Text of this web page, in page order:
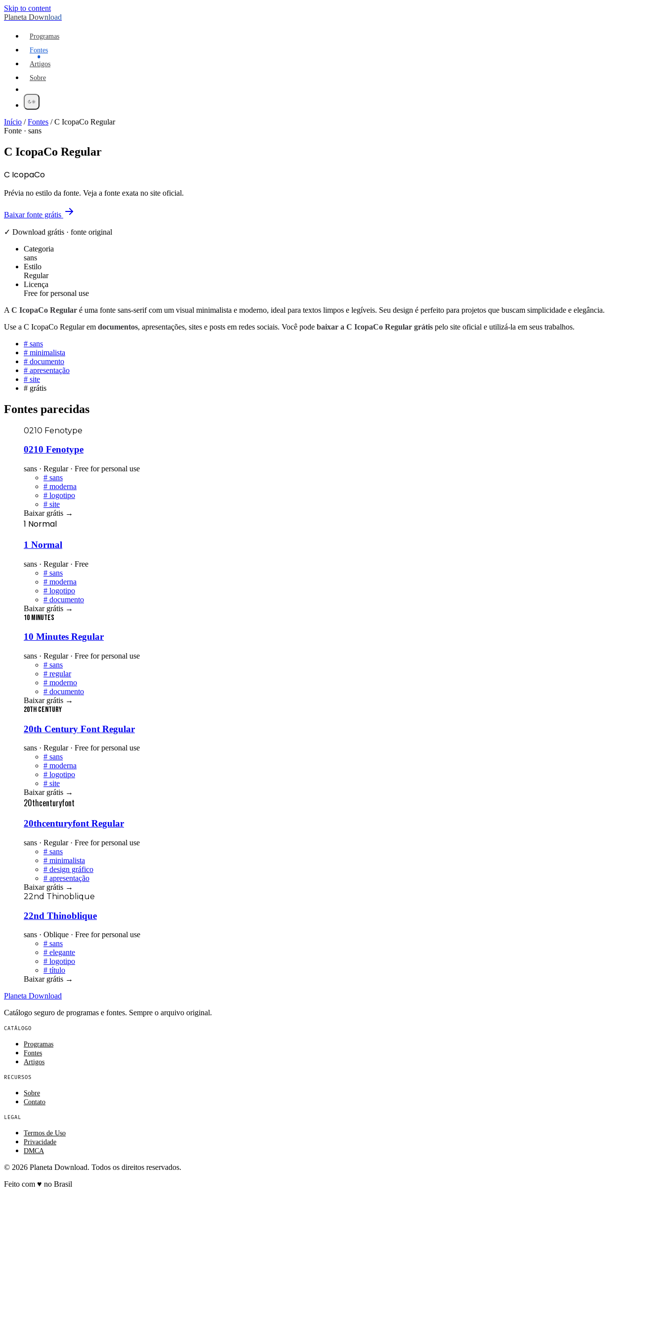
Skip to content
Planeta Download
Programas
Fontes
Artigos
Sobre
Início /Fontes /C IcopaCo Regular
Fonte · sans
C IcopaCo Regular
C IcopaCo
Prévia no estilo da fonte. Veja a fonte exata no site oficial.
Baixar fonte grátis
✓ Download grátis · fonte original
Categoria
sans
Estilo
Regular
Licença
Free for personal use
A C IcopaCo Regular é uma fonte sans-serif com um visual minimalista e moderno, ideal para textos limpos e legíveis. Seu design é perfeito para projetos que buscam simplicidade e elegância.
Use a C IcopaCo Regular em documentos, apresentações, sites e posts em redes sociais. Você pode baixar a C IcopaCo Regular grátis pelo site oficial e utilizá-la em seus trabalhos.
# sans
# minimalista
# documento
# apresentação
# site
# grátis
Fontes parecidas
0210 Fenotype
0210 Fenotype
sans · Regular · Free for personal use
# sans
# moderna
# logotipo
# site
Baixar grátis →
1 Normal
1 Normal
sans · Regular · Free
# sans
# moderna
# logotipo
# documento
Baixar grátis →
10 Minutes
10 Minutes Regular
sans · Regular · Free for personal use
# sans
# regular
# moderno
# documento
Baixar grátis →
20th Century
20th Century Font Regular
sans · Regular · Free for personal use
# sans
# moderna
# logotipo
# site
Baixar grátis →
20thcenturyfont
20thcenturyfont Regular
sans · Regular · Free for personal use
# sans
# minimalista
# design gráfico
# apresentação
Baixar grátis →
22nd Thinoblique
22nd Thinoblique
sans · Oblique · Free for personal use
# sans
# elegante
# logotipo
# título
Baixar grátis →
Planeta Download
Catálogo seguro de programas e fontes. Sempre o arquivo original.
CATÁLOGO
Programas
Fontes
Artigos
RECURSOS
Sobre
Contato
LEGAL
Termos de Uso
Privacidade
DMCA
© 2026 Planeta Download. Todos os direitos reservados.
Feito com ♥ no Brasil